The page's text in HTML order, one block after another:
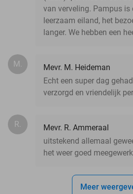
van verveling. Pampus is
leerzaam eiland, het
langer. We hebben een
M.
Mevr. M. Heideman
Echt een super dag
verzorgd en vriendelijk
R.
Mevr. R. Ammeraal
uitstekend allemaal
het weer goed
Meer